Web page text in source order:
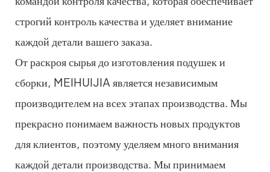
строгий контроль качества и уделяет внимание
каждой детали вашего заказа.
От раскроя сырья до изготовления подушек и
сборки, MEIHUIJIA является независимым
производителем на всех этапах производства. Мы
прекрасно понимаем важность новых продуктов
для клиентов, поэтому уделяем много внимания
каждой детали производства. Мы принимаем